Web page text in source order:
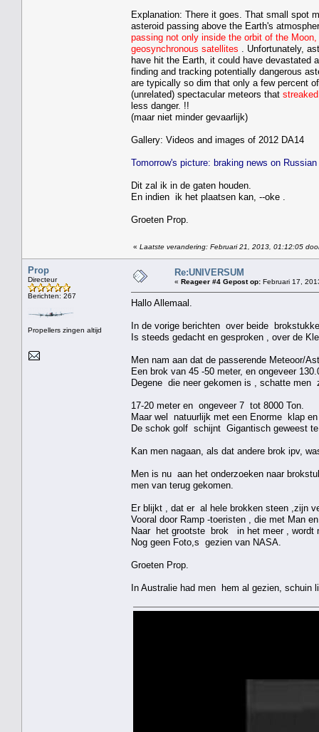
Explanation: There it goes. That small spot
asteroid passing above the Earth's
passing not only inside the orbit of the
geosynchronous satellites . Unfortunately,
have hit the Earth, it could have devastated
finding and tracking potentially dangerous
are typically so dim that only a few percent
(unrelated) spectacular meteors that
less danger. !!
(maar niet minder gevaarlijk)
Gallery: Videos and images of 2012 DA14
Tomorrow's picture: braking news on
Dit zal ik in de gaten houden.
En indien ik het plaatsen kan, --oke .
Groeten Prop.
« Laatste verandering: Februari 21, 2013, 01:12:05
Prop
Directeur
Berichten: 267
Propellers zingen altijd
Re:UNIVERSUM
« Reageer #4 Gepost op: Februari 17,
Hallo Allemaal.
In de vorige berichten over beide
Is steeds gedacht en gesproken , over de
Men nam aan dat de passerende Meteoor/
Een brok van 45 -50 meter, en ongeveer
Degene die neer gekomen is , schatte men
17-20 meter en ongeveer 7 tot 8000 Ton.
Maar wel natuurlijk met een Enorme klap
De schok golf schijnt Gigantisch geweest
Kan men nagaan, als dat andere brok ipv,
Men is nu aan het onderzoeken naar
men van terug gekomen.
Er blijkt , dat er al hele brokken steen ,zijn
Vooral door Ramp -toeristen , die met Man
Naar het grootste brok in het meer , wordt
Nog geen Foto,s gezien van NASA.
Groeten Prop.
In Australie had men hem al gezien, schuin